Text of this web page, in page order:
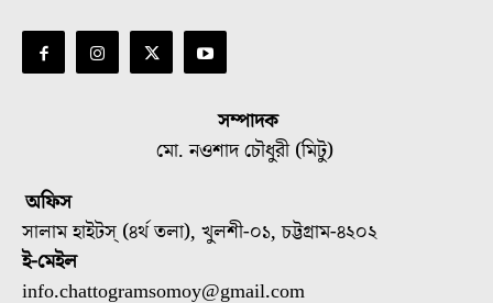
সম্পাদক
মো. নওশাদ চৌধুরী (মিটু)
অফিস
সালাম হাইটস্ (৪র্থ তলা), খুলশী-০১, চট্টগ্রাম-৪২০২
ই-মেইল
info.chattogramsomoy@gmail.com